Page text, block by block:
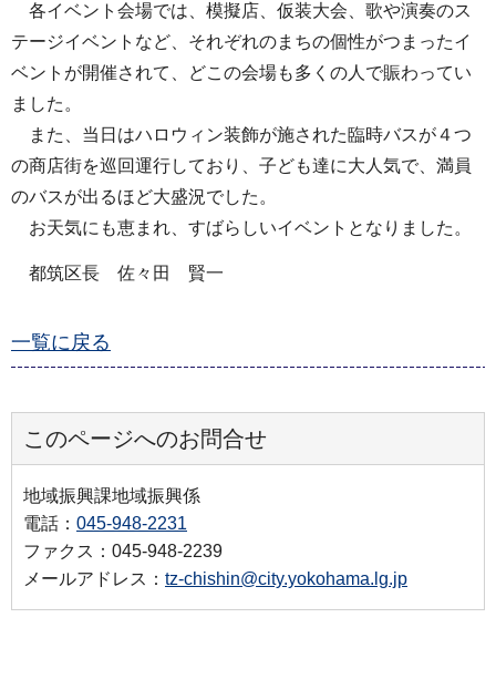
各イベント会場では、模擬店、仮装大会、歌や演奏のス
テージイベントなど、それぞれのまちの個性がつまったイ
ベントが開催されて、どこの会場も多くの人で賑わってい
ました。
また、当日はハロウィン装飾が施された臨時バスが４つ
の商店街を巡回運行しており、子ども達に大人気で、満員
のバスが出るほど大盛況でした。
お天気にも恵まれ、すばらしいイベントとなりました。
都筑区長 佐々田 賢一
一覧に戻る
このページへのお問合せ
地域振興課地域振興係
電話： 045-948-2231
ファクス：045-948-2239
メールアドレス： tz-chishin@city.yokohama.lg.jp